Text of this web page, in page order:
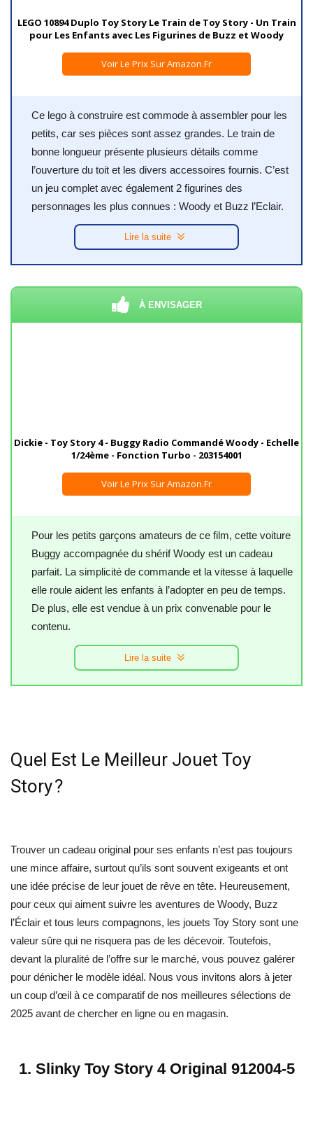
LEGO 10894 Duplo Toy Story Le Train de Toy Story - Un Train
pour Les Enfants avec Les Figurines de Buzz et Woody
Voir Le Prix Sur Amazon.fr
Ce lego à construire est commode à assembler pour les
petits, car ses pièces sont assez grandes. Le train de
bonne longueur présente plusieurs détails comme
l’ouverture du toit et les divers accessoires fournis. C’est
un jeu complet avec également 2 figurines des
personnages les plus connues : Woody et Buzz l’Eclair.
Lire la suite
À ENVISAGER
Dickie - Toy Story 4 - Buggy Radio Commandé Woody - Echelle
1/24ème - Fonction Turbo - 203154001
Voir Le Prix Sur Amazon.fr
Pour les petits garçons amateurs de ce film, cette voiture
Buggy accompagnée du shérif Woody est un cadeau
parfait. La simplicité de commande et la vitesse à laquelle
elle roule aident les enfants à l’adopter en peu de temps.
De plus, elle est vendue à un prix convenable pour le
contenu.
Lire la suite
Quel Est Le Meilleur Jouet Toy
Story ?
Trouver un cadeau original pour ses enfants n’est pas toujours
une mince affaire, surtout qu’ils sont souvent exigeants et ont
une idée précise de leur jouet de rêve en tête. Heureusement,
pour ceux qui aiment suivre les aventures de Woody, Buzz
l’Éclair et tous leurs compagnons, les jouets Toy Story sont une
valeur sûre qui ne risquera pas de les décevoir. Toutefois,
devant la pluralité de l’offre sur le marché, vous pouvez galérer
pour dénicher le modèle idéal. Nous vous invitons alors à jeter
un coup d’œil à ce comparatif de nos meilleures sélections de
2025 avant de chercher en ligne ou en magasin.
1. Slinky Toy Story 4 Original 912004-5